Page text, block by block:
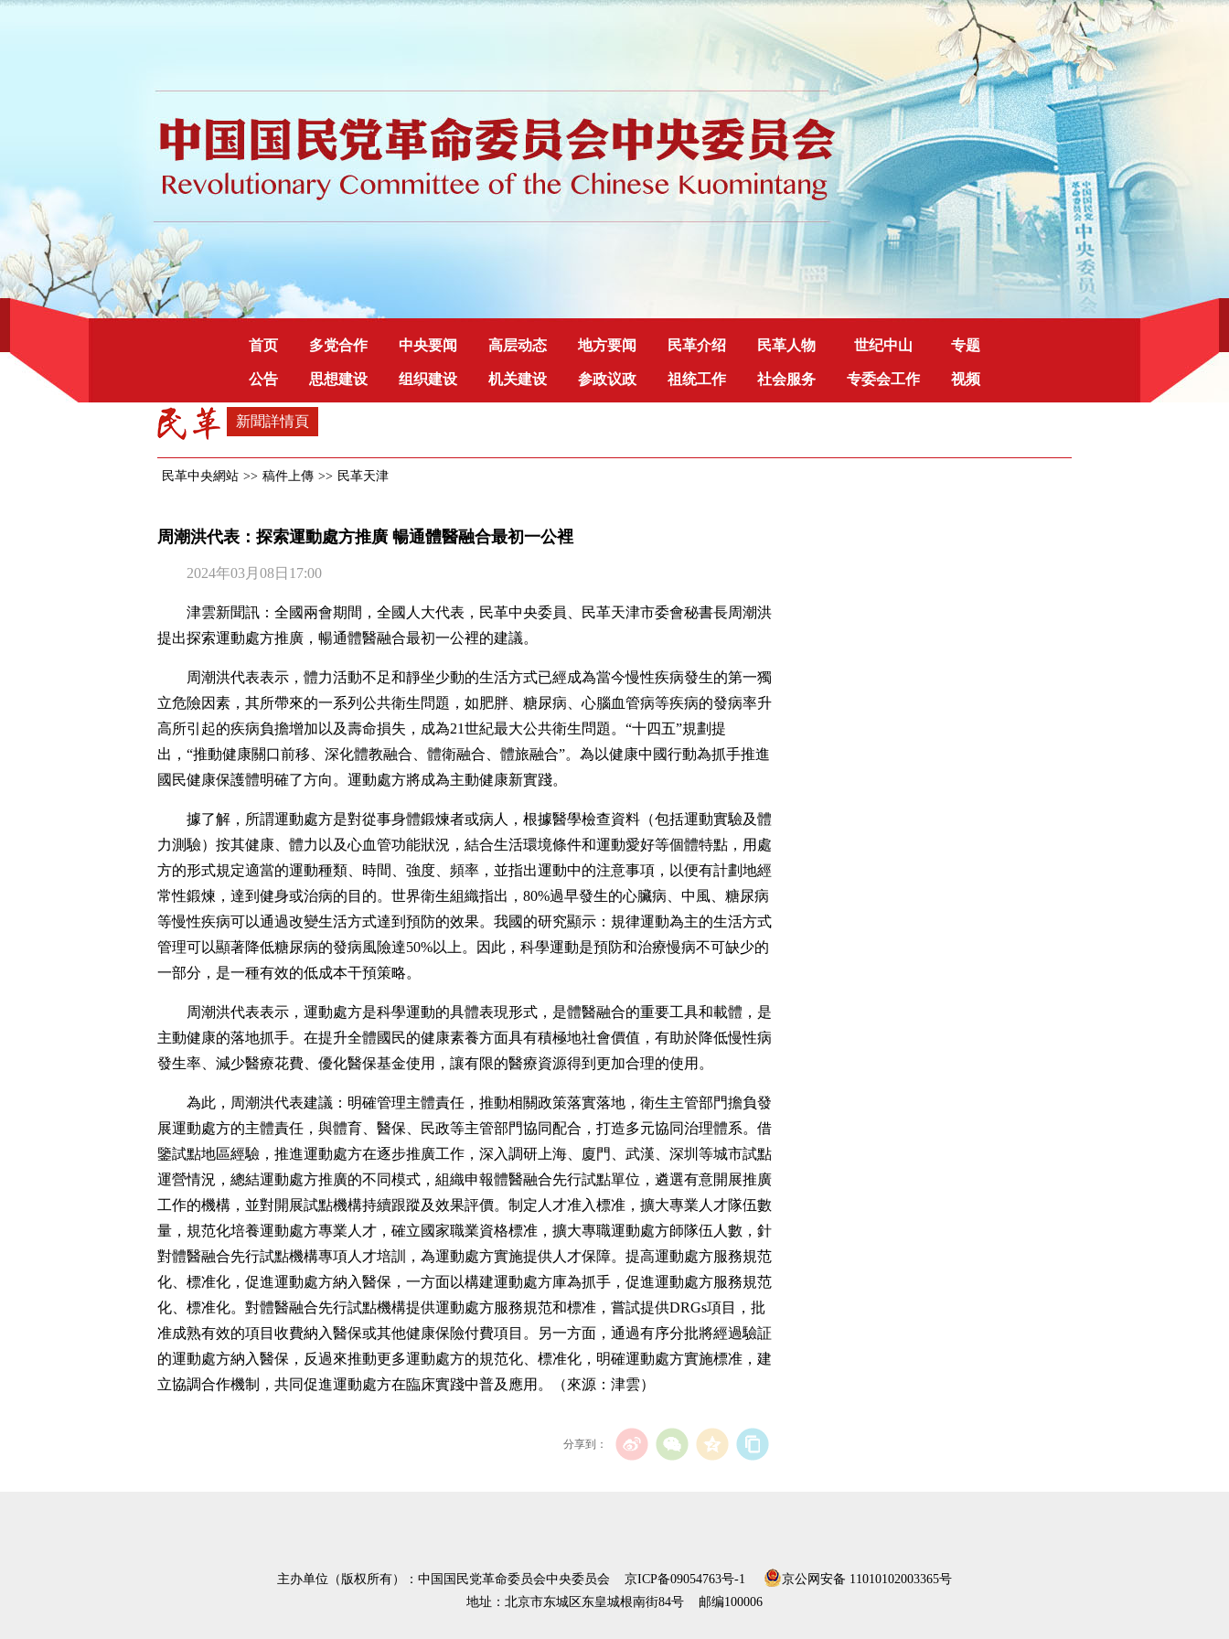
首页 多党合作 中央要闻 高层动态 地方要闻 民革介绍 民革人物 世纪中山 专题
公告 思想建设 组织建设 机关建设 参政议政 祖统工作 社会服务 专委会工作 视频
新聞詳情頁
民革中央網站 >> 稿件上傳 >> 民革天津
周潮洪代表：探索運動處方推廣 暢通體醫融合最初一公裡
2024年03月08日17:00
津雲新聞訊：全國兩會期間，全國人大代表，民革中央委員、民革天津市委會秘書長周潮洪
提出探索運動處方推廣，暢通體醫融合最初一公裡的建議。
周潮洪代表表示，體力活動不足和靜坐少動的生活方式已經成為當今慢性疾病發生的第一獨
立危險因素，其所帶來的一系列公共衛生問題，如肥胖、糖尿病、心腦血管病等疾病的發病率升
高所引起的疾病負擔增加以及壽命損失，成為21世紀最大公共衛生問題。“十四五”規劃提
出，“推動健康關口前移、深化體教融合、體衛融合、體旅融合”。為以健康中國行動為抓手推進
國民健康保護體明確了方向。運動處方將成為主動健康新實踐。
據了解，所謂運動處方是對從事身體鍛煉者或病人，根據醫學檢查資料（包括運動實驗及體
力測驗）按其健康、體力以及心血管功能狀況，結合生活環境條件和運動愛好等個體特點，用處
方的形式規定適當的運動種類、時間、強度、頻率，並指出運動中的注意事項，以便有計劃地經
常性鍛煉，達到健身或治病的目的。世界衛生組織指出，80%過早發生的心臟病、中風、糖尿病
等慢性疾病可以通過改變生活方式達到預防的效果。我國的研究顯示：規律運動為主的生活方式
管理可以顯著降低糖尿病的發病風險達50%以上。因此，科學運動是預防和治療慢病不可缺少的
一部分，是一種有效的低成本干預策略。
周潮洪代表表示，運動處方是科學運動的具體表現形式，是體醫融合的重要工具和載體，是
主動健康的落地抓手。在提升全體國民的健康素養方面具有積極地社會價值，有助於降低慢性病
發生率、減少醫療花費、優化醫保基金使用，讓有限的醫療資源得到更加合理的使用。
為此，周潮洪代表建議：明確管理主體責任，推動相關政策落實落地，衛生主管部門擔負發
展運動處方的主體責任，與體育、醫保、民政等主管部門協同配合，打造多元協同治理體系。借
鑒試點地區經驗，推進運動處方在逐步推廣工作，深入調研上海、廈門、武漢、深圳等城市試點
運營情況，總結運動處方推廣的不同模式，組織申報體醫融合先行試點單位，遴選有意開展推廣
工作的機構，並對開展試點機構持續跟蹤及效果評價。制定人才准入標准，擴大專業人才隊伍數
量，規范化培養運動處方專業人才，確立國家職業資格標准，擴大專職運動處方師隊伍人數，針
對體醫融合先行試點機構專項人才培訓，為運動處方實施提供人才保障。提高運動處方服務規范
化、標准化，促進運動處方納入醫保，一方面以構建運動處方庫為抓手，促進運動處方服務規范
化、標准化。對體醫融合先行試點機構提供運動處方服務規范和標准，嘗試提供DRGs項目，批
准成熟有效的項目收費納入醫保或其他健康保險付費項目。另一方面，通過有序分批將經過驗証
的運動處方納入醫保，反過來推動更多運動處方的規范化、標准化，明確運動處方實施標准，建
立協調合作機制，共同促進運動處方在臨床實踐中普及應用。（來源：津雲）
分享到：
主办单位（版权所有）：中国国民党革命委员会中央委员会 京ICP备09054763号-1
京公网安备 11010102003365号
地址：北京市东城区东皇城根南街84号 邮编100006